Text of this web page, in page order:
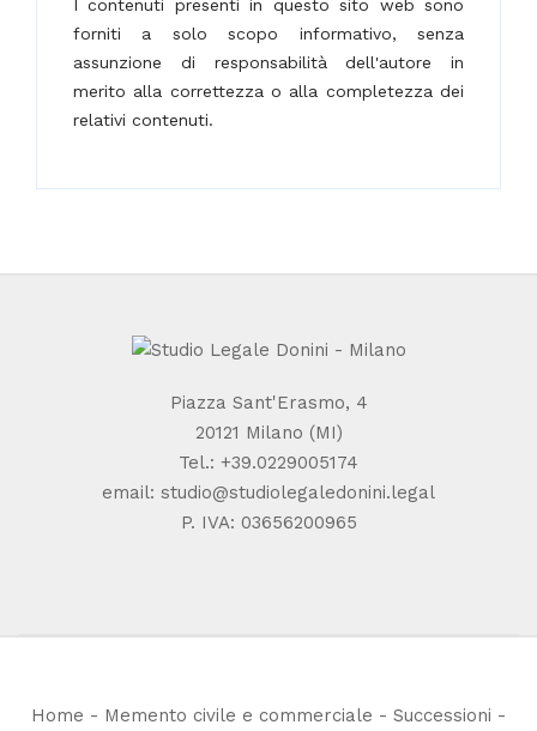
I contenuti presenti in questo sito web sono
forniti a solo scopo informativo, senza
assunzione di responsabilità dell'autore in
merito alla correttezza o alla completezza dei
relativi contenuti.
Piazza Sant'Erasmo, 4
20121 Milano (MI)
Tel.: +39.0229005174
email: studio@studiolegaledonini.legal
P. IVA: 03656200965
Home - Memento civile e commerciale - Successioni -